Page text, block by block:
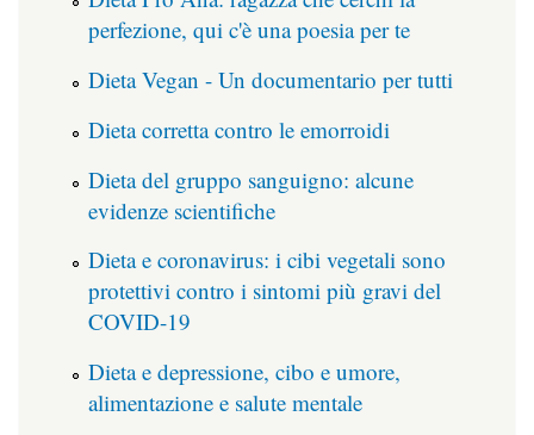
perfezione, qui c'è una poesia per te
Dieta Vegan - Un documentario per tutti
Dieta corretta contro le emorroidi
Dieta del gruppo sanguigno: alcune
evidenze scientifiche
Dieta e coronavirus: i cibi vegetali sono
protettivi contro i sintomi più gravi del
COVID-19
Dieta e depressione, cibo e umore,
alimentazione e salute mentale